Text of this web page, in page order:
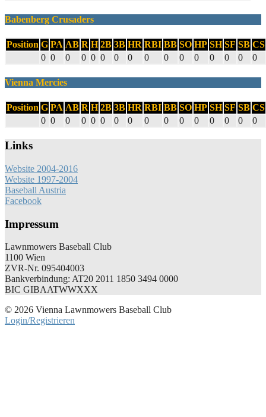
Babenberg Crusaders
Position G PA AB R H 2B 3B HR RBI BB SO HP SH SF SB CS
0 0 0 0 0 0 0 0 0 0 0 0 0 0 0 0
Vienna Mercies
Position G PA AB R H 2B 3B HR RBI BB SO HP SH SF SB CS
0 0 0 0 0 0 0 0 0 0 0 0 0 0 0 0
Links
Website 2004-2016
Website 1997-2004
Baseball Austria
Facebook
Impressum
Lawnmowers Baseball Club
1100 Wien
ZVR-Nr. 095404003
Bankverbindung: AT20 2011 1850 3494 0000
BIC GIBAATWWXXX
© 2026 Vienna Lawnmowers Baseball Club
Login/Registrieren